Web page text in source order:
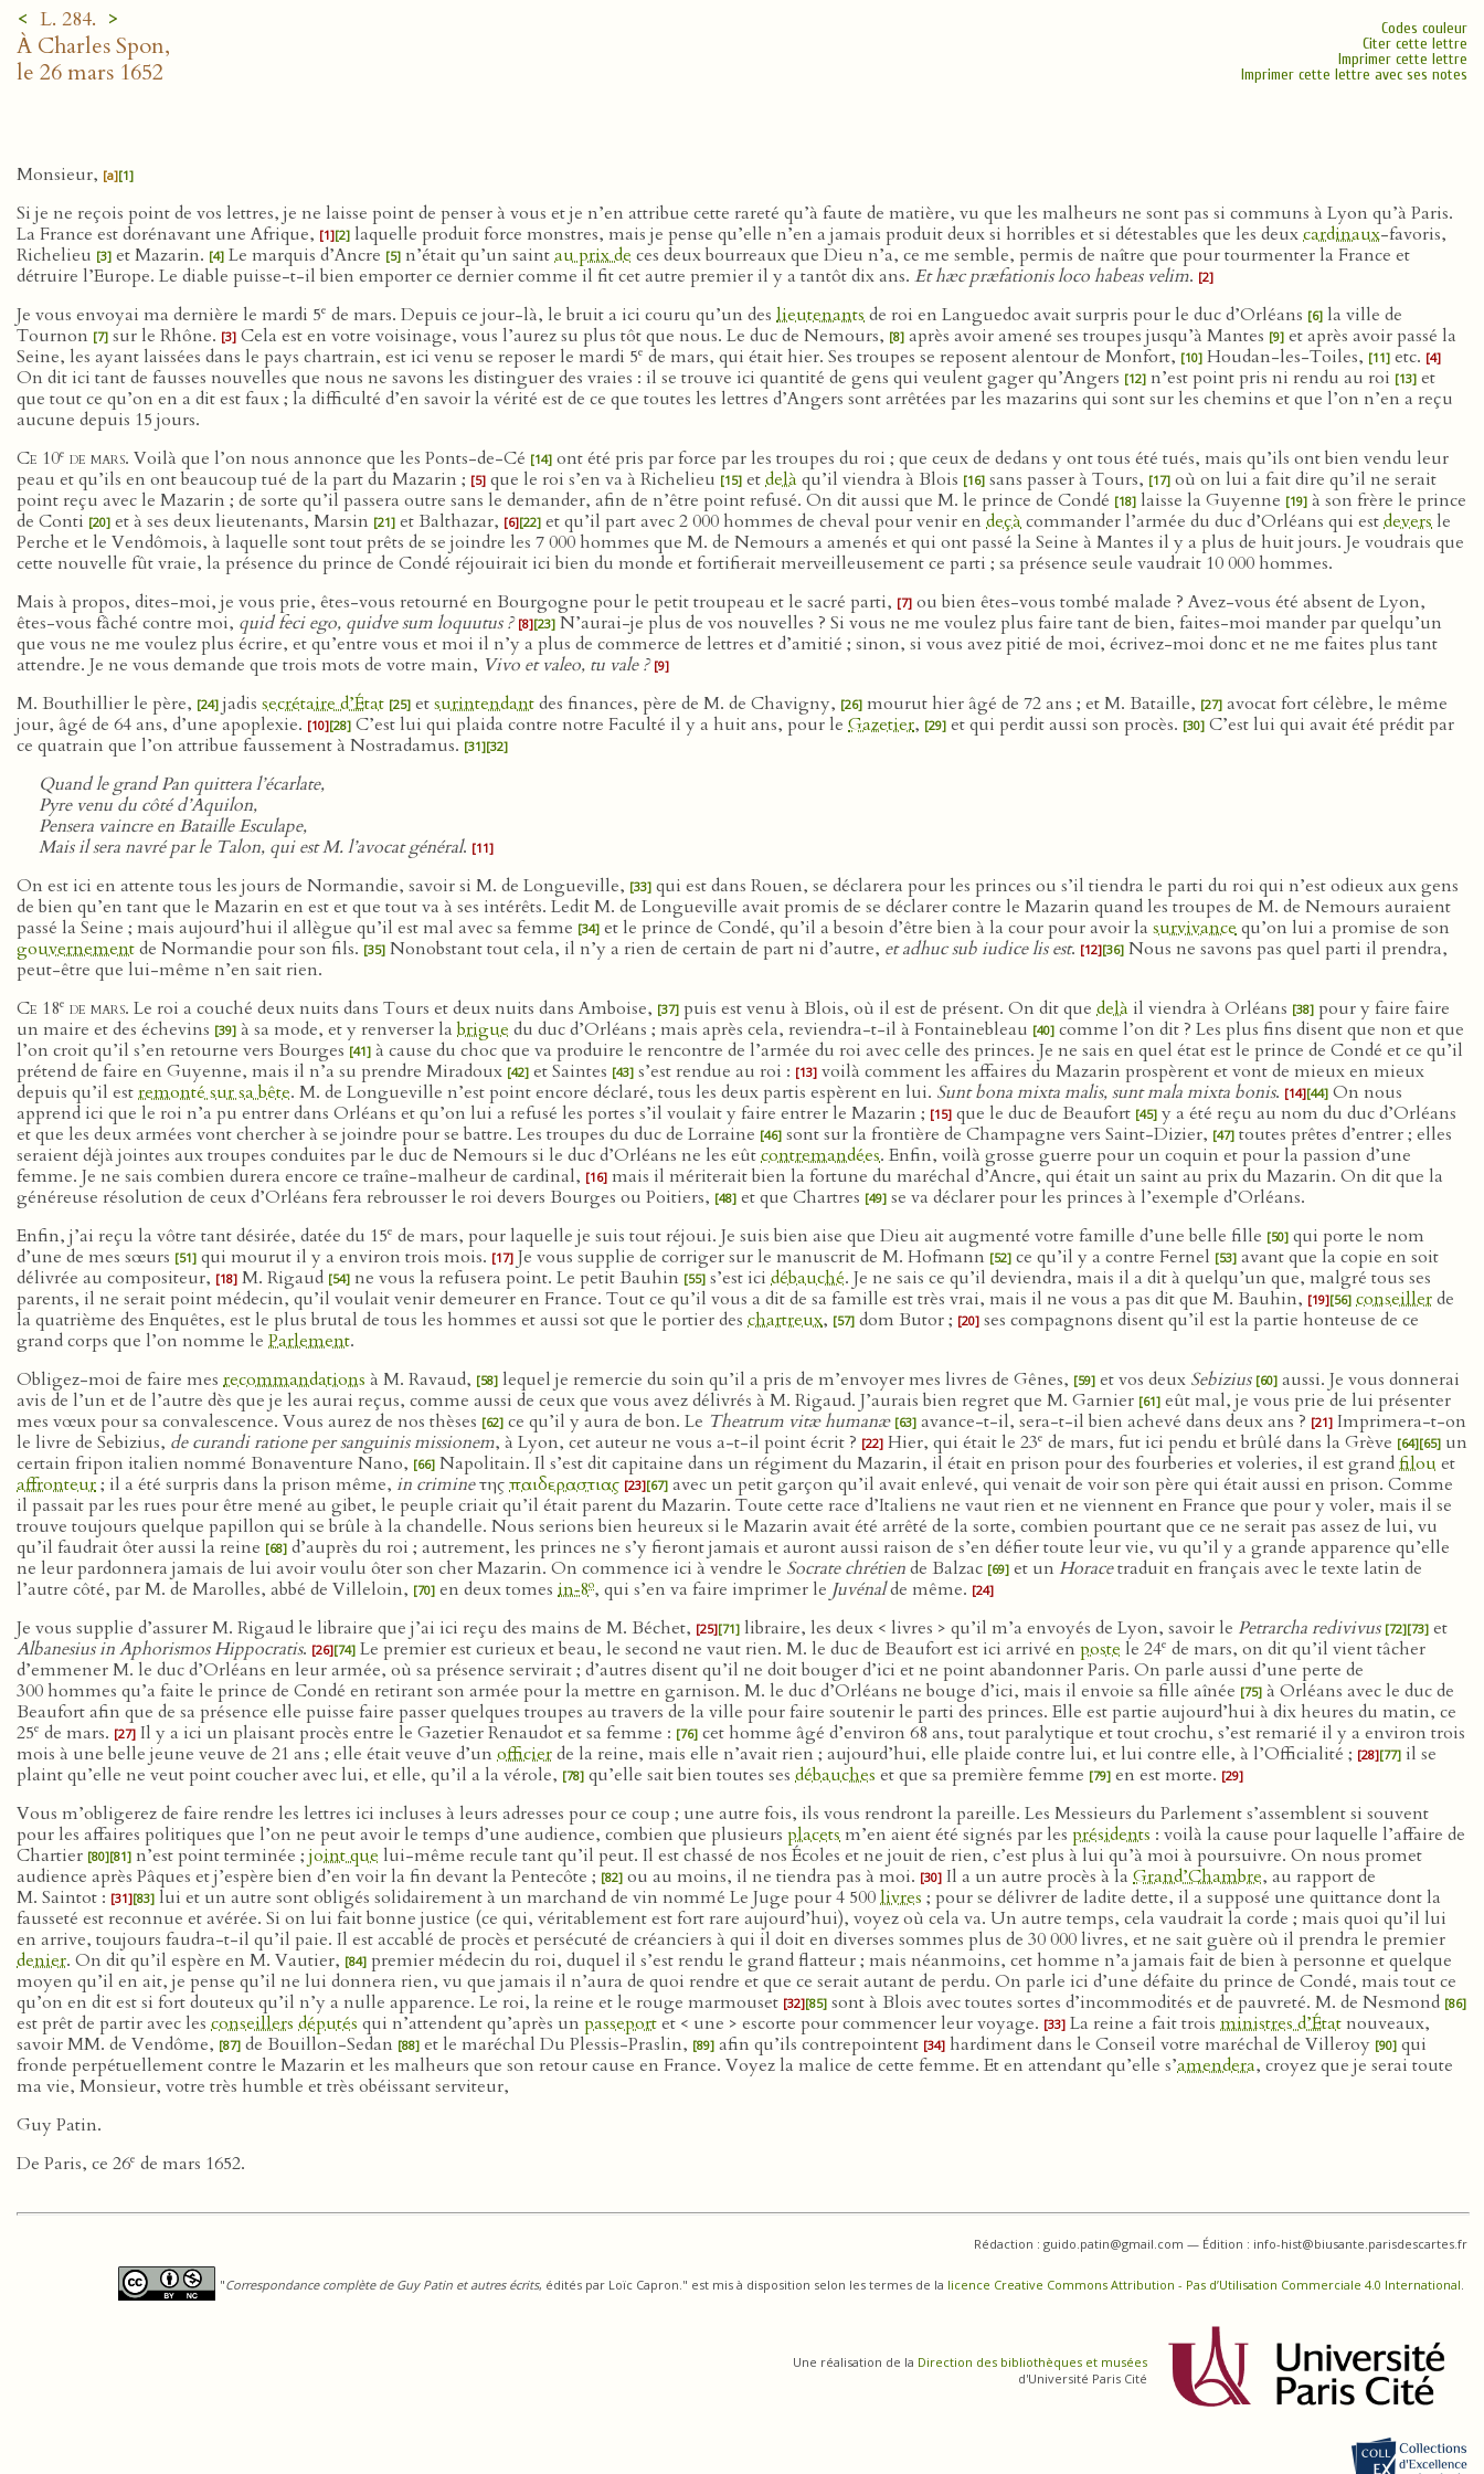
< L. 284. >
À Charles Spon,
le 26 mars 1652
Codes couleur
Citer cette lettre
Imprimer cette lettre
Imprimer cette lettre avec ses notes
Monsieur, [a][1]
Si je ne reçois point de vos lettres, je ne laisse point de penser à vous et je n’en attribue cette rareté qu’à faute de matière, vu que les malheurs ne sont pas si communs à Lyon qu’à Paris.
La France est dorénavant une Afrique, [1][2] laquelle produit force monstres, mais je pense qu’elle n’en a jamais produit deux si horribles et si détestables que les deuxcardinaux-favoris,
Richelieu [3] et Mazarin. [4] Le marquis d’Ancre [5] n’était qu’un saintau prix de ces deux bourreaux que Dieu n’a, ce me semble, permis de naître que pour tourmenter la France et
détruire l’Europe. Le diable puisse-t-il bien emporter ce dernier comme il fit cet autre premier il y a tantôt dix ans. Et hæc præfationis loco habeas velim. [2]
Je vous envoyai ma dernière le mardi 5e de mars. Depuis ce jour-là, le bruit a ici couru qu’un des lieutenantsde roi en Languedoc avait surpris pour le duc d’Orléans [6] la ville de
Tournon [7] sur le Rhône. [3] Cela est en votre voisinage, vous l’aurez su plus tôt que nous. Le duc de Nemours, [8] après avoir amené ses troupes jusqu’à Mantes [9] et après avoir passé la
Seine, les ayant laissées dans le pays chartrain, est ici venu se reposer le mardi 5e de mars, qui était hier. Ses troupes se reposent alentour de Monfort, [10] Houdan-les-Toiles, [11] etc. [4]
On dit ici tant de fausses nouvelles que nous ne savons les distinguer des vraies : il se trouve ici quantité de gens qui veulent gager qu’Angers [12] n’est point pris ni rendu au roi [13] et
que tout ce qu’on en a dit est faux ; la difficulté d’en savoir la vérité est de ce que toutes les lettres d’Angers sont arrêtées par les mazarins qui sont sur les chemins et que l’on n’en a reçu
aucune depuis 15 jours.
Ce 10e de mars. Voilà que l’on nous annonce que les Ponts-de-Cé [14] ont été pris par force par les troupes du roi ; que ceux de dedans y ont tous été tués, mais qu’ils ont bien vendu leur
peau et qu’ils en ont beaucoup tué de la part du Mazarin ; [5] que le roi s’en va à Richelieu [15] etdelà qu’il viendra à Blois [16] sans passer à Tours, [17] où on lui a fait dire qu’il ne serait
point reçu avec le Mazarin ; de sorte qu’il passera outre sans le demander, afin de n’être point refusé. On dit aussi que M. le prince de Condé [18] laisse la Guyenne [19] à son frère le prince
de Conti [20] et à ses deux lieutenants, Marsin [21] et Balthazar, [6][22] et qu’il part avec 2 000 hommes de cheval pour venir en deçàcommander l’armée du duc d’Orléans qui estdeversle
Perche et le Vendômois, à laquelle sont tout prêts de se joindre les 7 000 hommes que M. de Nemours a amenés et qui ont passé la Seine à Mantes il y a plus de huit jours. Je voudrais que
cette nouvelle fût vraie, la présence du prince de Condé réjouirait ici bien du monde et fortifierait merveilleusement ce parti ; sa présence seule vaudrait 10 000 hommes.
Mais à propos, dites-moi, je vous prie, êtes-vous retourné en Bourgogne pour le petit troupeau et le sacré parti, [7] ou bien êtes-vous tombé malade ? Avez-vous été absent de Lyon,
êtes-vous fâché contre moi, quid feci ego, quidve sum loquutus ? [8][23] N’aurai-je plus de vos nouvelles ? Si vous ne me voulez plus faire tant de bien, faites-moi mander par quelqu’un
que vous ne me voulez plus écrire, et qu’entre vous et moi il n’y a plus de commerce de lettres et d’amitié ; sinon, si vous avez pitié de moi, écrivez-moi donc et ne me faites plus tant
attendre. Je ne vous demande que trois mots de votre main, Vivo et valeo, tu vale ? [9]
M. Bouthillier le père, [24] jadis secrétaire d’État [25] etsurintendantdes finances, père de M. de Chavigny, [26] mourut hier âgé de 72 ans ; et M. Bataille, [27] avocat fort célèbre, le même
jour, âgé de 64 ans, d’une apoplexie. [10][28] C’est lui qui plaida contre notre Faculté il y a huit ans, pour le Gazetier, [29] et qui perdit aussi son procès. [30] C’est lui qui avait été prédit par
ce quatrain que l’on attribue faussement à Nostradamus. [31][32]
Quand le grand Pan quittera l’écarlate,
Pyre venu du côté d’Aquilon,
Pensera vaincre en Bataille Esculape,
Mais il sera navré par le Talon, qui est M. l’avocat général. [11]
On est ici en attente tous les jours de Normandie, savoir si M. de Longueville, [33] qui est dans Rouen, se déclarera pour les princes ou s’il tiendra le parti du roi qui n’est odieux aux gens
de bien qu’en tant que le Mazarin en est et que tout va à ses intérêts. Ledit M. de Longueville avait promis de se déclarer contre le Mazarin quand les troupes de M. de Nemours auraient
passé la Seine ; mais aujourd’hui il allègue qu’il est mal avec sa femme [34] et le prince de Condé, qu’il a besoin d’être bien à la cour pour avoir la survivancequ’on lui a promise de son
gouvernementde Normandie pour son fils. [35] Nonobstant tout cela, il n’y a rien de certain de part ni d’autre, et adhuc sub iudice lis est. [12][36] Nous ne savons pas quel parti il prendra,
peut-être que lui-même n’en sait rien.
Ce 18e de mars. Le roi a couché deux nuits dans Tours et deux nuits dans Amboise, [37] puis est venu à Blois, où il est de présent. On dit que delà il viendra à Orléans [38] pour y faire faire
un maire et des échevins [39] à sa mode, et y renverser labrigue du duc d’Orléans ; mais après cela, reviendra-t-il à Fontainebleau [40] comme l’on dit ? Les plus fins disent que non et que
l’on croit qu’il s’en retourne vers Bourges [41] à cause du choc que va produire le rencontre de l’armée du roi avec celle des princes. Je ne sais en quel état est le prince de Condé et ce qu’il
prétend de faire en Guyenne, mais il n’a su prendre Miradoux [42] et Saintes [43] s’est rendue au roi : [13] voilà comment les affaires du Mazarin prospèrent et vont de mieux en mieux
depuis qu’il estremonté sur sa bête. M. de Longueville n’est point encore déclaré, tous les deux partis espèrent en lui. Sunt bona mixta malis, sunt mala mixta bonis. [14][44] On nous
apprend ici que le roi n’a pu entrer dans Orléans et qu’on lui a refusé les portes s’il voulait y faire entrer le Mazarin ; [15] que le duc de Beaufort [45] y a été reçu au nom du duc d’Orléans
et que les deux armées vont chercher à se joindre pour se battre. Les troupes du duc de Lorraine [46] sont sur la frontière de Champagne vers Saint-Dizier, [47] toutes prêtes d’entrer ; elles
seraient déjà jointes aux troupes conduites par le duc de Nemours si le duc d’Orléans ne les eûtcontremandées. Enfin, voilà grosse guerre pour un coquin et pour la passion d’une
femme. Je ne sais combien durera encore ce traîne-malheur de cardinal, [16] mais il mériterait bien la fortune du maréchal d’Ancre, qui était un saint au prix du Mazarin. On dit que la
généreuse résolution de ceux d’Orléans fera rebrousser le roi devers Bourges ou Poitiers, [48] et que Chartres [49] se va déclarer pour les princes à l’exemple d’Orléans.
Enfin, j’ai reçu la vôtre tant désirée, datée du 15e de mars, pour laquelle je suis tout réjoui. Je suis bien aise que Dieu ait augmenté votre famille d’une belle fille [50] qui porte le nom
d’une de mes sœurs [51] qui mourut il y a environ trois mois. [17] Je vous supplie de corriger sur le manuscrit de M. Hofmann [52] ce qu’il y a contre Fernel [53] avant que la copie en soit
délivrée au compositeur, [18] M. Rigaud [54] ne vous la refusera point. Le petit Bauhin [55] s’est ici débauché. Je ne sais ce qu’il deviendra, mais il a dit à quelqu’un que, malgré tous ses
parents, il ne serait point médecin, qu’il voulait venir demeurer en France. Tout ce qu’il vous a dit de sa famille est très vrai, mais il ne vous a pas dit que M. Bauhin, [19][56] conseillerde
la quatrième des Enquêtes, est le plus brutal de tous les hommes et aussi sot que le portier des chartreux, [57] dom Butor ; [20] ses compagnons disent qu’il est la partie honteuse de ce
grand corps que l’on nomme le Parlement.
Obligez-moi de faire mes recommandations à M. Ravaud, [58] lequel je remercie du soin qu’il a pris de m’envoyer mes livres de Gênes, [59] et vos deux Sebizius [60] aussi. Je vous donnerai
avis de l’un et de l’autre dès que je les aurai reçus, comme aussi de ceux que vous avez délivrés à M. Rigaud. J’aurais bien regret que M. Garnier [61] eût mal, je vous prie de lui présenter
mes vœux pour sa convalescence. Vous aurez de nos thèses [62] ce qu’il y aura de bon. Le Theatrum vitæ humanæ [63] avance-t-il, sera-t-il bien achevé dans deux ans ? [21] Imprimera-t-on
le livre de Sebizius, de curandi ratione per sanguinis missionem, à Lyon, cet auteur ne vous a-t-il point écrit ? [22] Hier, qui était le 23e de mars, fut ici pendu et brûlé dans la Grève [64][65] un
certain fripon italien nommé Bonaventure Nano, [66] Napolitain. Il s’est dit capitaine dans un régiment du Mazarin, il était en prison pour des fourberies et voleries, il est grandfilou et
affronteur; il a été surpris dans la prison même, in crimineτηςπαιδεραστιας [23][67] avec un petit garçon qu’il avait enlevé, qui venait de voir son père qui était aussi en prison. Comme
il passait par les rues pour être mené au gibet, le peuple criait qu’il était parent du Mazarin. Toute cette race d’Italiens ne vaut rien et ne viennent en France que pour y voler, mais il se
trouve toujours quelque papillon qui se brûle à la chandelle. Nous serions bien heureux si le Mazarin avait été arrêté de la sorte, combien pourtant que ce ne serait pas assez de lui, vu
qu’il faudrait ôter aussi la reine [68] d’auprès du roi ; autrement, les princes ne s’y fieront jamais et auront aussi raison de s’en défier toute leur vie, vu qu’il y a grande apparence qu’elle
ne leur pardonnera jamais de lui avoir voulu ôter son cher Mazarin. On commence ici à vendre le Socrate chrétiende Balzac [69] et un Horacetraduit en français avec le texte latin de
l’autre côté, par M. de Marolles, abbé de Villeloin, [70] en deux tomes in‑8o, qui s’en va faire imprimer le Juvénalde même. [24]
Je vous supplie d’assurer M. Rigaud le libraire que j’ai ici reçu des mains de M. Béchet, [25][71] libraire, les deux < livres > qu’il m’a envoyés de Lyon, savoir le Petrarcha redivivus [72][73] et
Albanesius in Aphorismos Hippocratis. [26][74] Le premier est curieux et beau, le second ne vaut rien. M. le duc de Beaufort est ici arrivé en poste le 24e de mars, on dit qu’il vient tâcher
d’emmener M. le duc d’Orléans en leur armée, où sa présence servirait ; d’autres disent qu’il ne doit bouger d’ici et ne point abandonner Paris. On parle aussi d’une perte de
300 hommes qu’a faite le prince de Condé en retirant son armée pour la mettre en garnison. M. le duc d’Orléans ne bouge d’ici, mais il envoie sa fille aînée [75] à Orléans avec le duc de
Beaufort afin que de sa présence elle puisse faire passer quelques troupes au travers de la ville pour faire soutenir le parti des princes. Elle est partie aujourd’hui à dix heures du matin, ce
25e de mars. [27] Il y a ici un plaisant procès entre le Gazetier Renaudot et sa femme : [76] cet homme âgé d’environ 68 ans, tout paralytique et tout crochu, s’est remarié il y a environ trois
mois à une belle jeune veuve de 21 ans ; elle était veuve d’un officierde la reine, mais elle n’avait rien ; aujourd’hui, elle plaide contre lui, et lui contre elle, à l’Officialité ; [28][77] il se
plaint qu’elle ne veut point coucher avec lui, et elle, qu’il a la vérole, [78] qu’elle sait bien toutes ses débauches et que sa première femme [79] en est morte. [29]
Vous m’obligerez de faire rendre les lettres ici incluses à leurs adresses pour ce coup ; une autre fois, ils vous rendront la pareille. Les Messieurs du Parlement s’assemblent si souvent
pour les affaires politiques que l’on ne peut avoir le temps d’une audience, combien que plusieurs placetsm’en aient été signés par les présidents : voilà la cause pour laquelle l’affaire de
Chartier [80][81] n’est point terminée ;joint que lui-même recule tant qu’il peut. Il est chassé de nos Écoles et ne jouit de rien, c’est plus à lui qu’à moi à poursuivre. On nous promet
audience après Pâques et j’espère bien d’en voir la fin devant la Pentecôte ; [82] ou au moins, il ne tiendra pas à moi. [30] Il a un autre procès à la Grand’Chambre, au rapport de
M. Saintot : [31][83] lui et un autre sont obligés solidairement à un marchand de vin nommé Le Juge pour 4 500livres ; pour se délivrer de ladite dette, il a supposé une quittance dont la
fausseté est reconnue et avérée. Si on lui fait bonne justice (ce qui, véritablement est fort rare aujourd’hui), voyez où cela va. Un autre temps, cela vaudrait la corde ; mais quoi qu’il lui
en arrive, toujours faudra-t-il qu’il paie. Il est accablé de procès et persécuté de créanciers à qui il doit en diverses sommes plus de 30 000 livres, et ne sait guère où il prendra le premier
denier. On dit qu’il espère en M. Vautier, [84] premier médecin du roi, duquel il s’est rendu le grand flatteur ; mais néanmoins, cet homme n’a jamais fait de bien à personne et quelque
moyen qu’il en ait, je pense qu’il ne lui donnera rien, vu que jamais il n’aura de quoi rendre et que ce serait autant de perdu. On parle ici d’une défaite du prince de Condé, mais tout ce
qu’on en dit est si fort douteux qu’il n’y a nulle apparence. Le roi, la reine et le rouge marmouset [32][85] sont à Blois avec toutes sortes d’incommodités et de pauvreté. M. de Nesmond [86]
est prêt de partir avec les conseillers députés qui n’attendent qu’après un passeportet < une > escorte pour commencer leur voyage. [33] La reine a fait trois ministres d’Étatnouveaux,
savoir MM. de Vendôme, [87] de Bouillon-Sedan [88] et le maréchal Du Plessis-Praslin, [89] afin qu’ils contrepointent [34] hardiment dans le Conseil votre maréchal de Villeroy [90] qui
fronde perpétuellement contre le Mazarin et les malheurs que son retour cause en France. Voyez la malice de cette femme. Et en attendant qu’elle s’amendera, croyez que je serai toute
ma vie, Monsieur, votre très humble et très obéissant serviteur,
Guy Patin.
De Paris, ce 26e de mars 1652.
Rédaction : guido.patin@gmail.com — Édition : info-hist@biusante.parisdescartes.fr
"Correspondance complète de Guy Patin et autres écrits, édités par Loïc Capron." est mis à disposition selon les termes de la licence Creative Commons Attribution - Pas d’Utilisation Commerciale 4.0 International.
Une réalisation de la Direction des bibliothèques et musées
d'Université Paris Cité